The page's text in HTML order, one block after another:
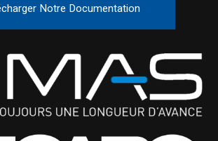
Notre Documentation